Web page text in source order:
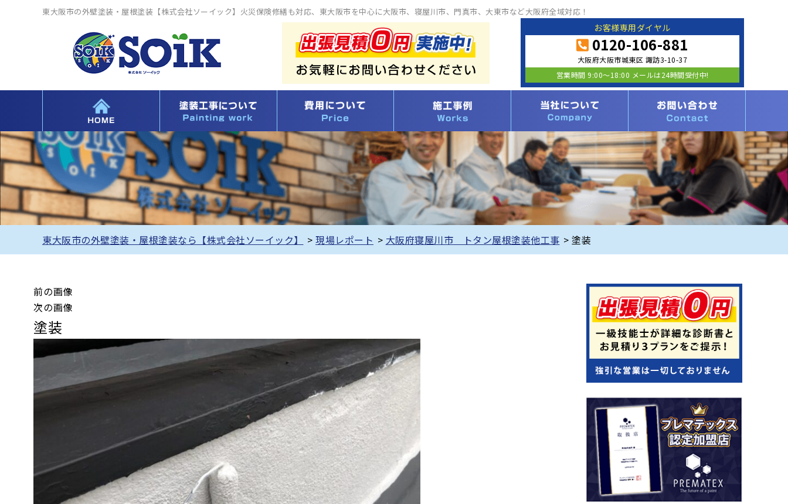
東大阪市の外壁塗装・屋根塗装【株式会社ソーイック】火災保険修繕も対応、東大阪市を中心に大阪市、寝屋川市、門真市、大東市など大阪府全域対応！
お客様専用ダイヤル
0120-106-881
大阪府大阪市城東区 諏訪3-10-37
営業時間 9:00〜18:00 メールは24時間受付中!
東大阪市の外壁塗装・屋根塗装なら【株式会社ソーイック】 > 現場レポート > 大阪府寝屋川市 トタン屋根塗装他工事 > 塗装
前の画像
次の画像
塗装